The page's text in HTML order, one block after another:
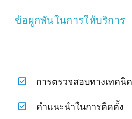
ข้อผูกพันในการให้บริการ
การตรวจสอบทางเทคนิค
คำแนะนำในการติดตั้ง